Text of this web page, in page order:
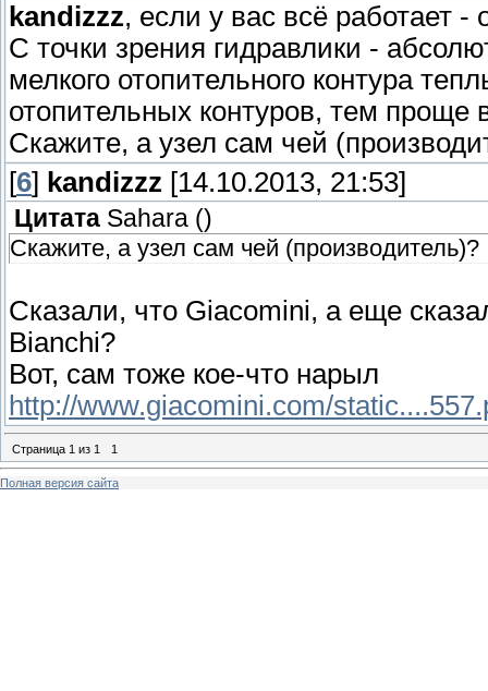
kandizzz, если у вас всё работает
С точки зрения гидравлики -
мелкого отопительного контура
отопительных контуров, тем
Скажите, а узел сам чей
[6] kandizzz [14.10.2013, 21:53]
Цитата Sahara ()
Скажите, а узел сам чей (производитель)?
Сказали, что Giacomini, а еще
Bianchi?
Вот, сам тоже кое-что нарыл
http://www.giacomini.com/
Страница 1 из 1 1
Полная версия сайта